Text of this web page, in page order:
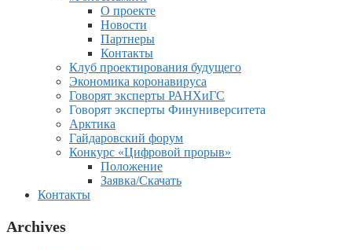
О проекте
Новости
Партнеры
Контакты
Клуб проектирования будущего
Экономика коронавируса
Говорят эксперты РАНХиГС
Говорят эксперты Финуниверситета
Арктика
Гайдаровский форум
Конкурс «Цифровой прорыв»
Положение
Заявка/Скачать
Контакты
Archives